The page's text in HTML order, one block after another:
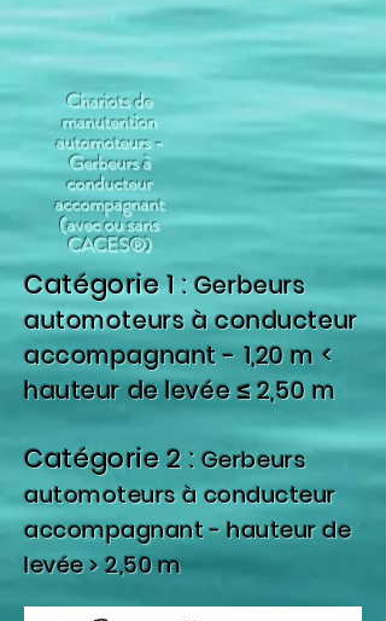
Chariots de
manutention
automoteurs -
Gerbeurs à
conducteur
accompagnant
(avec ou sans
CACES®)
Catégorie 1 : Gerbeurs
automoteurs à conducteur
accompagnant - 1,20 m <
hauteur de levée ≤ 2,50 m
Catégorie 2 : Gerbeurs
automoteurs à conducteur
accompagnant - hauteur de
levée > 2,50 m